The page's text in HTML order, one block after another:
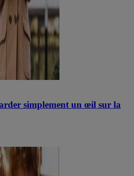
simplement un œil sur la